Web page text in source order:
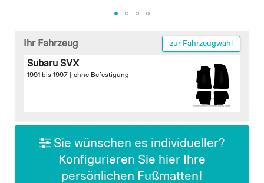
beginning
gallery
Ihr Fahrzeug zur Fahrzeugwahl
Subaru SVX
1991 bis 1997 | ohne Befestigung
Sie wünschen es individueller?
Konfigurieren Sie hier Ihre
persönlichen Fußmatten!